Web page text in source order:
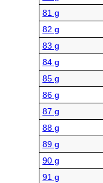
81 g
82 g
83 g
84 g
85 g
86 g
87 g
88 g
89 g
90 g
91 g